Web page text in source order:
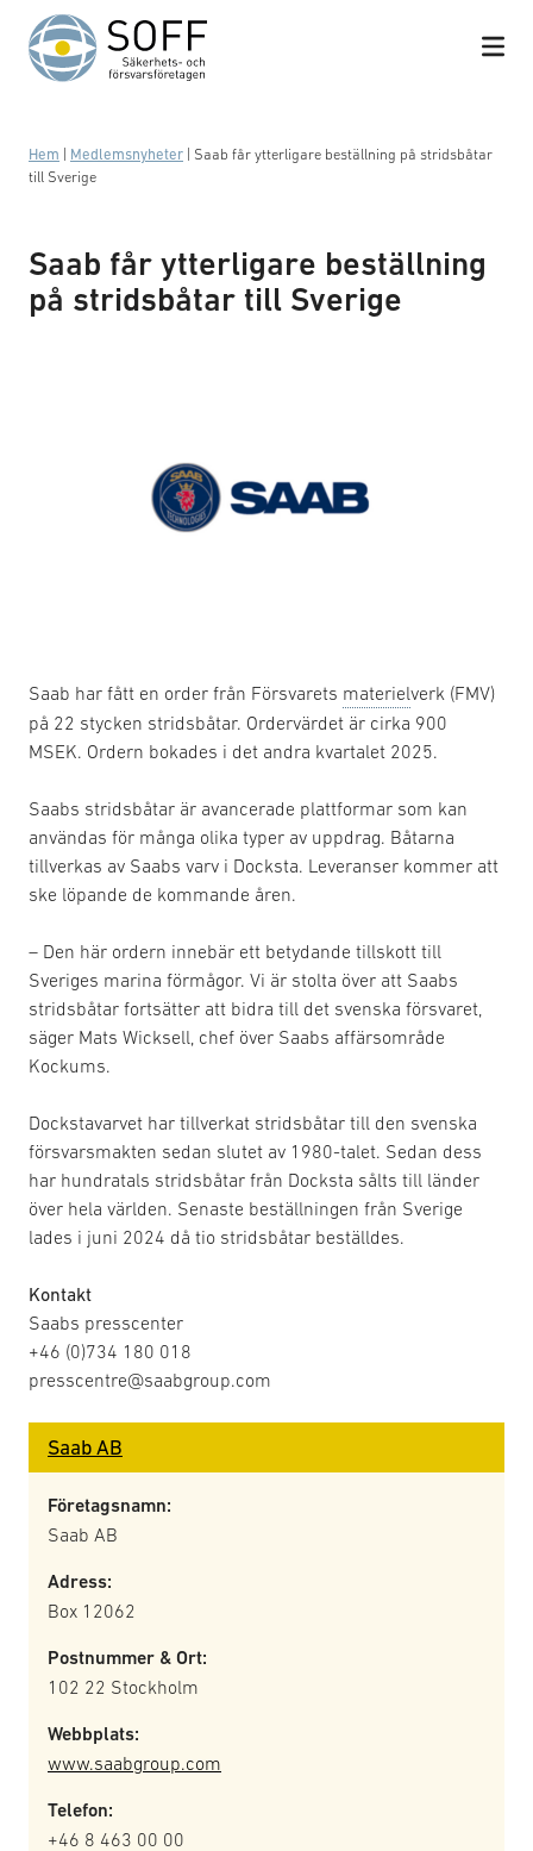
Hoppa till innehåll
Hem Medlemsnyheter
Saab får ytterligare beställning på stridsbåtar
till Sverige
Saab får ytterligare beställning
på stridsbåtar till Sverige
Saab har fått en order från Försvarets materielverk (FMV)
på 22 stycken stridsbåtar. Ordervärdet är cirka 900
MSEK. Ordern bokades i det andra kvartalet 2025.
Saabs stridsbåtar är avancerade plattformar som kan
användas för många olika typer av uppdrag. Båtarna
tillverkas av Saabs varv i Docksta. Leveranser kommer att
ske löpande de kommande åren.
– Den här ordern innebär ett betydande tillskott till
Sveriges marina förmågor. Vi är stolta över att Saabs
stridsbåtar fortsätter att bidra till det svenska försvaret,
säger Mats Wicksell, chef över Saabs affärsområde
Kockums.
Dockstavarvet har tillverkat stridsbåtar till den svenska
försvarsmakten sedan slutet av 1980-talet. Sedan dess
har hundratals stridsbåtar från Docksta sålts till länder
över hela världen. Senaste beställningen från Sverige
lades i juni 2024 då tio stridsbåtar beställdes.
Kontakt
Saabs presscenter
+46 (0)734 180 018
presscentre@saabgroup.com
Saab AB
Företagsnamn:
Saab AB
Adress:
Box 12062
Postnummer & Ort:
102 22 Stockholm
Webbplats:
www.saabgroup.com
Telefon:
+46 8 463 00 00